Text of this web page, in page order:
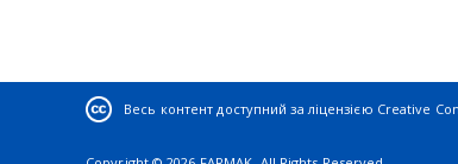
Весь контент доступний за ліцензією Creative